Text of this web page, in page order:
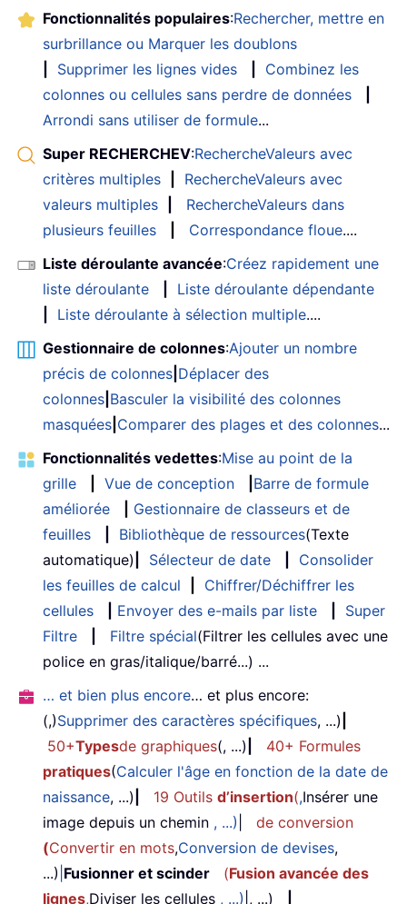
Fonctionnalités populaires:Rechercher, mettre en
surbrillance ou Marquer les doublons
Supprimer les lignes vides
Combinez les
colonnes ou cellules sans perdre de données
Arrondi sans utiliser de formule...
Super RECHERCHEV:RechercheValeurs avec
critères multiples
RechercheValeurs avec
valeurs multiples
RechercheValeurs dans
plusieurs feuilles
Correspondance floue....
Liste déroulante avancée:Créez rapidement une
liste déroulante
Liste déroulante dépendante
Liste déroulante à sélection multiple....
Gestionnaire de colonnes:Ajouter un nombre
précis de colonnes Déplacer des
colonnes Basculer la visibilité des colonnes
masquées Comparer des plages et des colonnes...
Fonctionnalités vedettes:Mise au point de la
grille
Vue de conception
Barre de formule
améliorée
Gestionnaire de classeurs et de
feuilles
Bibliothèque de ressources(Texte
automatique)
Sélecteur de date
Consolider
les feuilles de calcul
Chiffrer/Déchiffrer les
cellules
Envoyer des e-mails par liste
Super
Filtre
Filtre spécial(Filtrer les cellules avec une
police en gras/italique/barré...) ...
… et bien plus encore… et plus encore:
(,)Supprimer des caractères spécifiques, ...)
50+Typesde graphiques(, ...)
40+ Formules
pratiques(Calculer l'âge en fonction de la date de
naissance, ...) 19 Outils d’insertion(,Insérer une
image depuis un chemin , ...)
de conversion
(Convertir en mots,Conversion de devises,
...) Fusionner et scinder (Fusion avancée des
lignes,Diviser les cellules , ...) |, ...)